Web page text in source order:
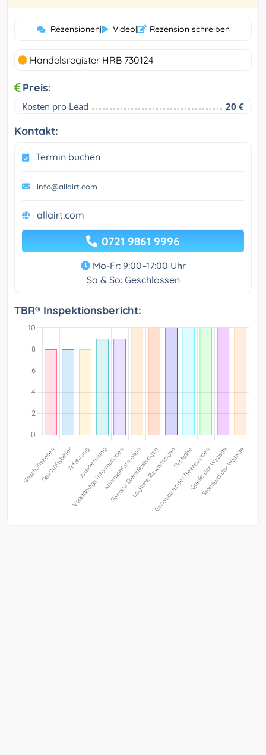
Rezensionen| Video| Rezension schreiben
Handelsregister HRB 730124
Preis:
Kosten pro Lead 20 €
Kontakt:
Termin buchen
info@allairt.com
allairt.com
0721 9861 9996
Mo-Fr: 9:00–17:00 Uhr
Sa & So: Geschlossen
TBR® Inspektionsbericht: